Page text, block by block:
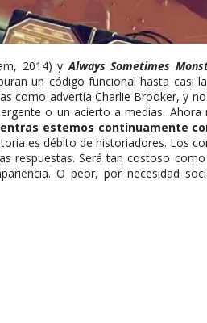
2014) y Always Sometimes
un código funcional hasta casi
como advertía Charlie Brooker, y
o un acierto a medias.
estemos continuamente
es débito de historiadores. Los
Será tan costoso
O peor, por necesidad